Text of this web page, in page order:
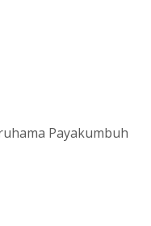
Payakumbuh